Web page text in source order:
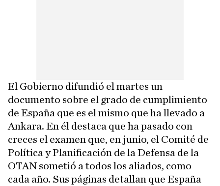
El Gobierno difundió el martes un
documento sobre el grado de cumplimiento
de España que es el mismo que ha llevado a
Ankara. En él destaca que ha pasado con
creces el examen que, en junio, el Comité de
Política y Planificación de la Defensa de la
OTAN sometió a todos los aliados, como
cada año. Sus páginas detallan que España